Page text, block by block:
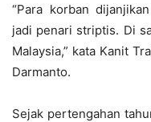
“Para korban
jadi penari striptis. Di
Malaysia,” kata Kanit
Darmanto.
Sejak pertengahan